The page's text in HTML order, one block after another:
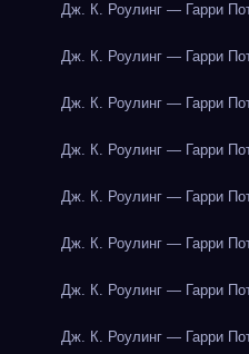
Дж. К. Роулинг — Гарри
Дж. К. Роулинг — Гарри
Дж. К. Роулинг — Гарри
Дж. К. Роулинг — Гарри
Дж. К. Роулинг — Гарри
Дж. К. Роулинг — Гарри
Дж. К. Роулинг — Гарри
Дж. К. Роулинг — Гарри